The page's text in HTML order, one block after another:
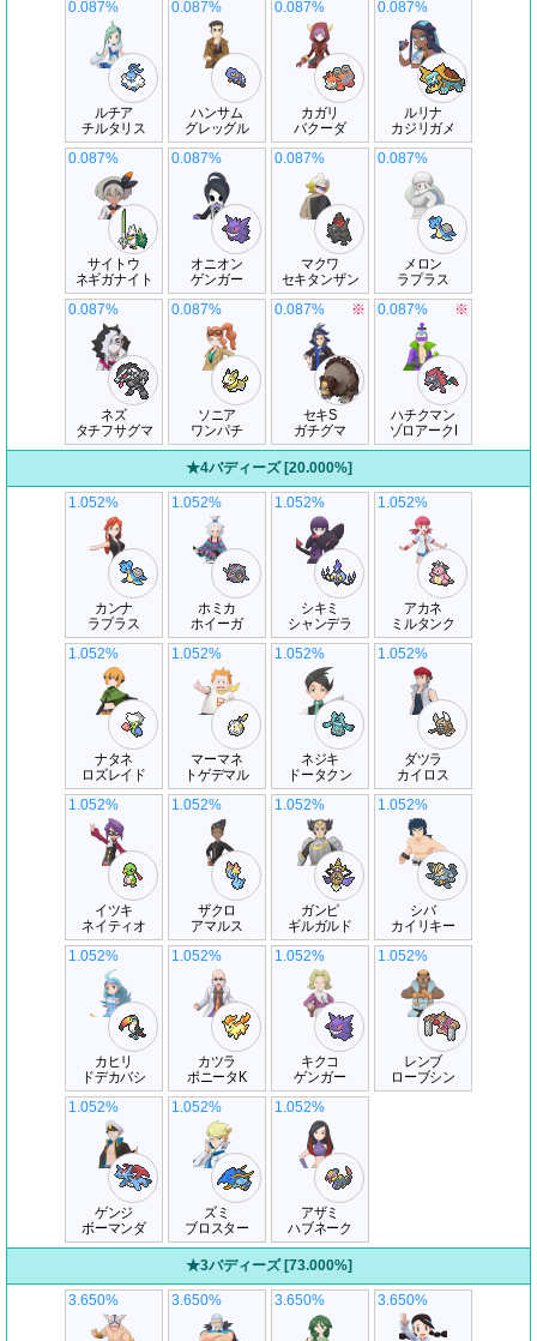
ルチア
チルタリス
0.087%
ハンサム
グレッグル
0.087%
カガリ
バクーダ
0.087%
ルリナ
カジリガメ
0.087%
サイトウ
ネギガナイト
0.087%
オニオン
ゲンガー
0.087%
マクワ
セキタンザン
0.087%
メロン
ラプラス
0.087%
ネズ
タチフサグマ
0.087%
ソニア
ワンパチ
0.087%
セキS
ガチグマ
0.087% ※
ハチクマン
ゾロアークI
0.087% ※
★4バディーズ [20.000%]
カンナ
ラプラス
1.052%
ホミカ
ホイーガ
1.052%
シキミ
シャンデラ
1.052%
アカネ
ミルタンク
1.052%
ナタネ
ロズレイド
1.052%
マーマネ
トゲデマル
1.052%
ネジキ
ドータクン
1.052%
ダツラ
カイロス
1.052%
イツキ
ネイティオ
1.052%
ザクロ
アマルス
1.052%
ガンピ
ギルガルド
1.052%
シバ
カイリキー
1.052%
カヒリ
ドデカバシ
1.052%
カツラ
ポニータK
1.052%
キクコ
ゲンガー
1.052%
レンブ
ローブシン
1.052%
ゲンジ
ボーマンダ
1.052%
ズミ
ブロスター
1.052%
アザミ
ハブネーク
1.052%
★3バディーズ [73.000%]
3.650% 3.650% 3.650% 3.650%